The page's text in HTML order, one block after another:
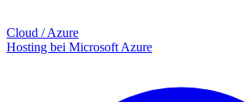
Cloud / Azure
Hosting bei Microsoft Azure